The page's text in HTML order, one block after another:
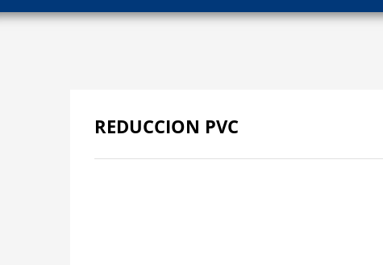
REDUCCION PVC